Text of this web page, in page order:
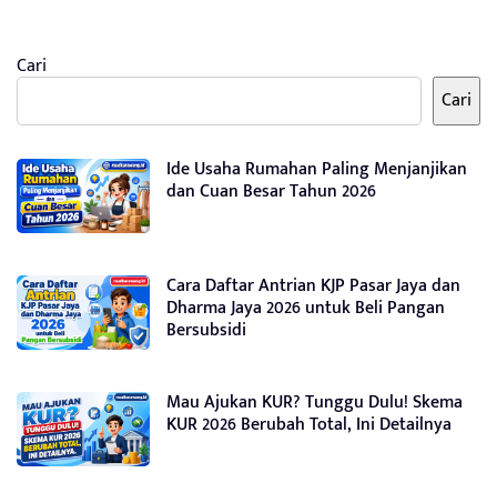
Cari
Cari
Ide Usaha Rumahan Paling Menjanjikan
dan Cuan Besar Tahun 2026
Cara Daftar Antrian KJP Pasar Jaya dan
Dharma Jaya 2026 untuk Beli Pangan
Bersubsidi
Mau Ajukan KUR? Tunggu Dulu! Skema
KUR 2026 Berubah Total, Ini Detailnya